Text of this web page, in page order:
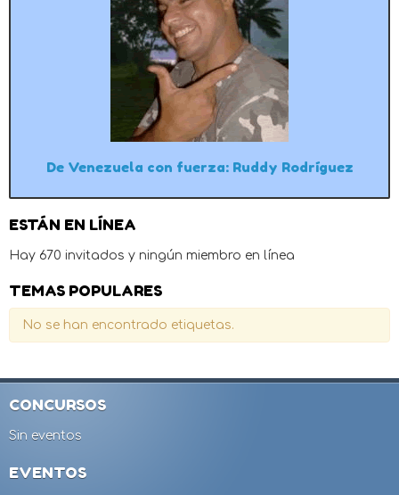
De Venezuela con fuerza: Ruddy Rodríguez
ESTÁN EN LÍNEA
Hay 670 invitados y ningún miembro en línea
TEMAS POPULARES
No se han encontrado etiquetas.
CONCURSOS
Sin eventos
EVENTOS